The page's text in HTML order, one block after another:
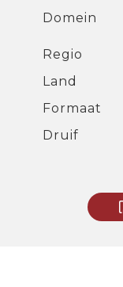
Domein
Regio
Land
Formaat
Druif